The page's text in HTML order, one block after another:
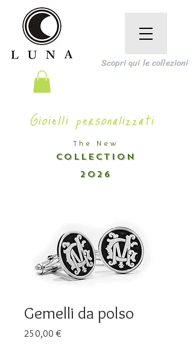
The New
COLLECTION
2026
Scopri qui le collezioni
Gioielli personalizzati
Gemelli da polso
250,00 €